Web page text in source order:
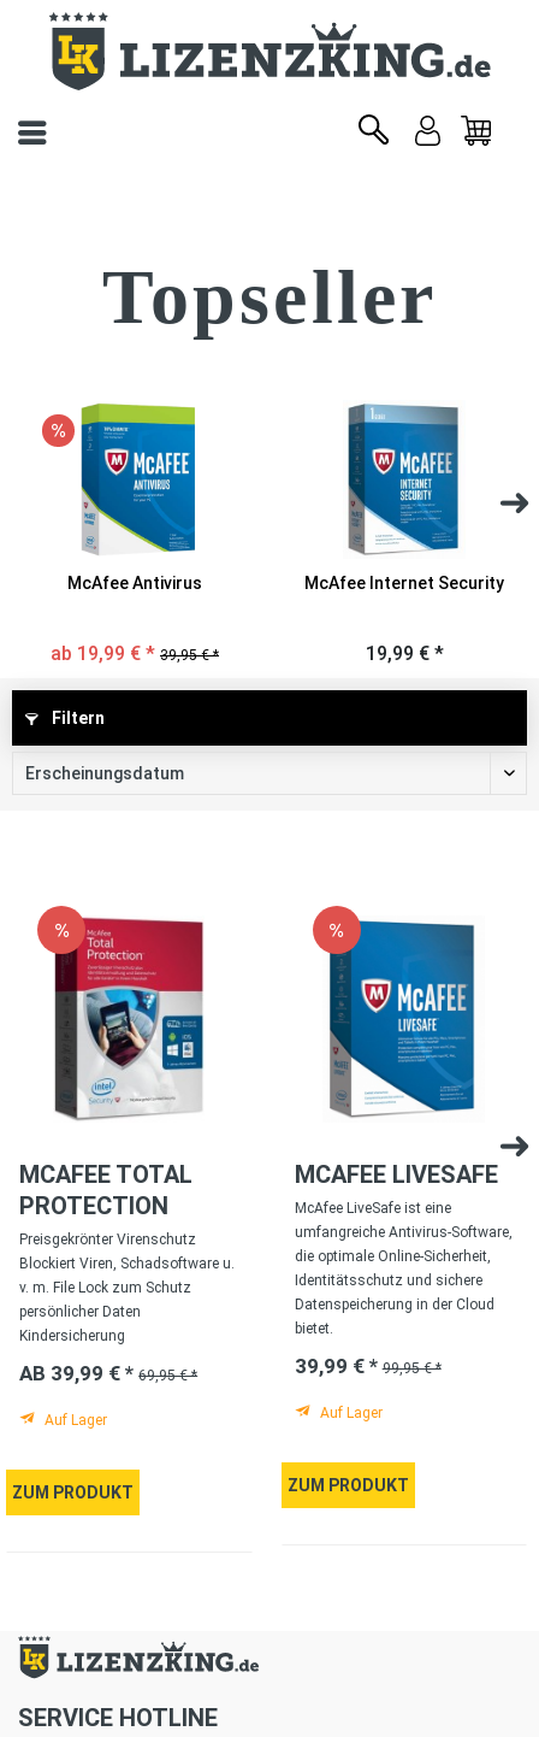
Topseller
McAfee Antivirus
ab 19,99 € * 39,95 € *
McAfee Internet Security
19,99 € *
Filtern
MCAFEE TOTAL
PROTECTION
Preisgekrönter Virenschutz
Blockiert Viren, Schadsoftware u.
v. m. File Lock zum Schutz
persönlicher Daten
Kindersicherung
AB 39,99 € * 69,95 € *
Auf Lager
ZUM PRODUKT
MCAFEE LIVESAFE
McAfee LiveSafe ist eine
umfangreiche Antivirus-Software,
die optimale Online-Sicherheit,
Identitätsschutz und sichere
Datenspeicherung in der Cloud
bietet.
39,99 € * 99,95 € *
Auf Lager
ZUM PRODUKT
SERVICE HOTLINE